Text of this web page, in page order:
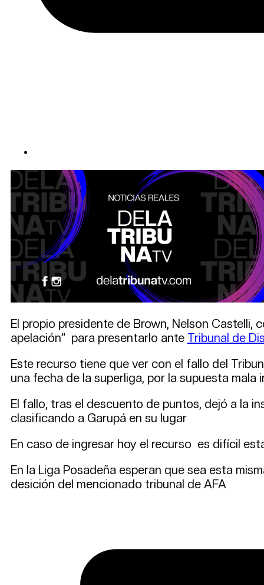
El propio presidente de Brown, Nelson
apelación” para presentarlo ante Tribunal de
Este recurso tiene que ver con el fallo del
una fecha de la superliga, por la supuesta
El fallo, tras el descuento de puntos, dejó a la
clasificando a Garupá en su lugar
En caso de ingresar hoy el recurso es difícil
En la Liga Posadeña esperan que sea esta
desición del mencionado tribunal de AFA